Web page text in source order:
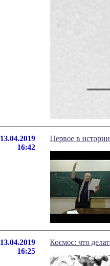
13.04.2019
16:42
Первое в
13.04.2019
16:25
Космос: что